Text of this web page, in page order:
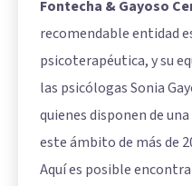
Fontecha & Gayoso
recomendable entidad
psicoterapéutica, y su
las psicólogas Sonia
quienes disponen de
este ámbito de más de
Aquí es posible